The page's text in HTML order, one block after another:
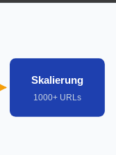
Skalierung
1000+ URLs